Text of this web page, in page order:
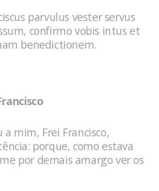
parvulus vester servus
confirmo vobis intus et
benedictionem.
a mim, Frei Francisco,
porque, como estava
por demais amargo ver os